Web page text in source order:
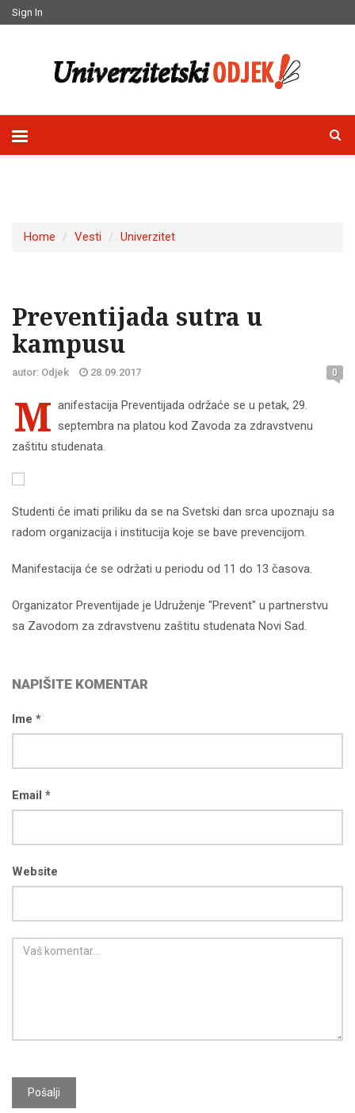
Sign In
Home Vesti Univerzitet
Preventijada sutra u
kampusu
autor: Odjek 28.09.2017 0
M anifestacija Preventijada održaće se u petak, 29.
septembra na platou kod Zavoda za zdravstvenu
zaštitu studenata.
Studenti će imati priliku da se na Svetski dan srca upoznaju sa
radom organizacija i institucija koje se bave prevencijom.
Manifestacija će se održati u periodu od 11 do 13 časova.
Organizator Preventijade je Udruženje "Prevent" u partnerstvu
sa Zavodom za zdravstvenu zaštitu studenata Novi Sad.
NAPIŠITE KOMENTAR
Ime *
Email *
Website
Pošalji